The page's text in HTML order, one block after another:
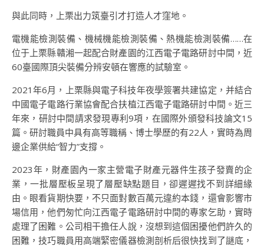
與此同時，上栗出力筑臺引才打造人才窪地。
電機能檢測裝備、機械機能檢測裝備、熱機能檢測裝備……在
位于上栗縣贛湘一起配合財產園的江西電子電路研討中間，近
60臺國際頂尖裝備分辨安頓在響應的試驗室。
2021年6月，上栗縣與電子科技年夜學簽署共建協定，并結合
中國電子電路行業協會配合扶植江西電子電路研討中間。近三
年來，研討中間請求發現專利9項，在國際外頒發科技論文15
篇。研討職員中具有高等職稱、博士學歷的有22人，實時為周
邊企業供給“智力”支撐。
2023年，財產園內一家主營電子財產元器件生孩子發賣的企
業，一批層壓板呈現了層壓缺點題目，卻遲遲找不到詳細緣
由。眼看貨期快要，不只面對數百萬元違約本錢，還會影響市
場信用，他們匆忙向江西電子電路研討中間的專家乞助，實時
處理了困難。公司相干擔任人說，沒想到這個困擾他們許久的
困難，技巧職員用高端緊密儀器檢測剖析后很快找到了謎底，